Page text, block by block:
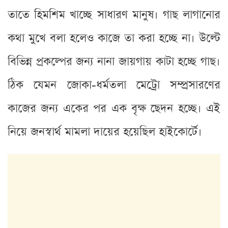
তাতে হিমশিম খাচ্ছে সাধারণ মানুষ। গাছ লাগানোর
কথা মুখে বলা হলেও কাজে তা করা হচ্ছে না। উল্টে
বিভিন্ন প্রকল্পের জন্য নানা জায়গায় কাটা হচ্ছে গাছ।
ঠিক যেমন জোকা-ধর্মতলা মেট্রো সম্প্রসারণের
কাজের জন্য একের পর এক বৃক্ষ ছেদন হচ্ছে। এই
নিয়ে জনস্বার্থ মামলা দায়ের হয়েছিল হাইকোর্টে।